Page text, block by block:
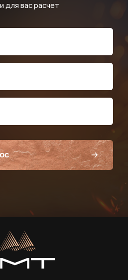
для вас расчет
соглашаетесь с политикой компании